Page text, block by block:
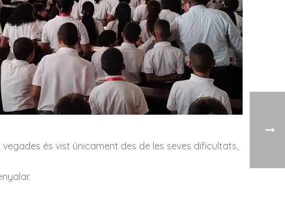
és vist únicament des de les seves dificultats,